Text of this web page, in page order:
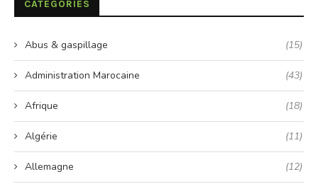
CATÉGORIES
Abus & gaspillage (15)
Administration Marocaine (43)
Afrique (18)
Algérie (11)
Allemagne (12)